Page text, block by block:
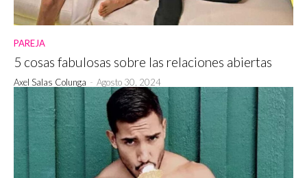
PAREJA
5 cosas fabulosas sobre las relaciones abiertas
Axel Salas Colunga - Agosto 30, 2024